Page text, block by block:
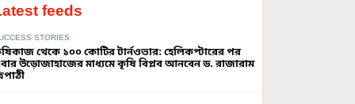
feeds
STORIES
থেকে ১০০ কোটির টার্নওভার: হেলিকপ্টারের পর
উড়োজাহাজের মাধ্যমে কৃষি বিপ্লব আনবেন ড. রাজারাম